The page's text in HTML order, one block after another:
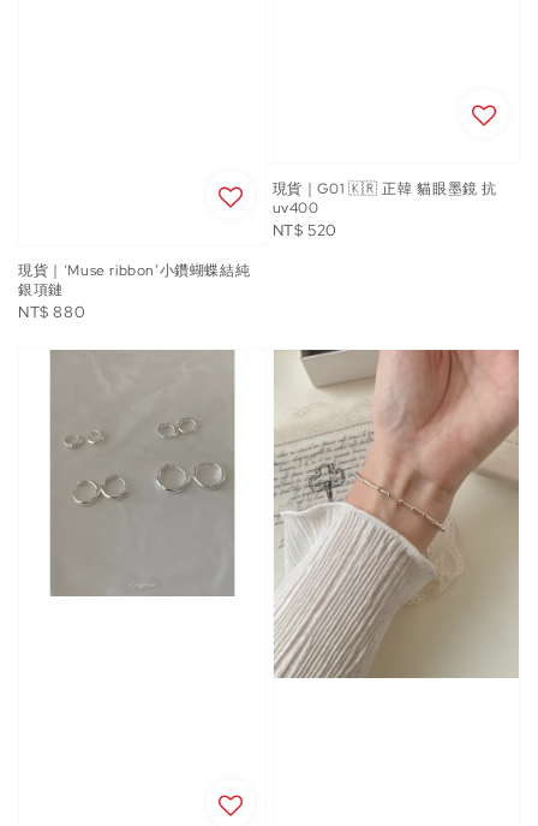
現貨｜‘Muse ribbon’小鑽蝴蝶結純
銀項鏈
Regular
NT$ 880
現貨｜G01 🇰🇷 正韓 貓眼墨鏡 抗
uv400
Regular
NT$ 520